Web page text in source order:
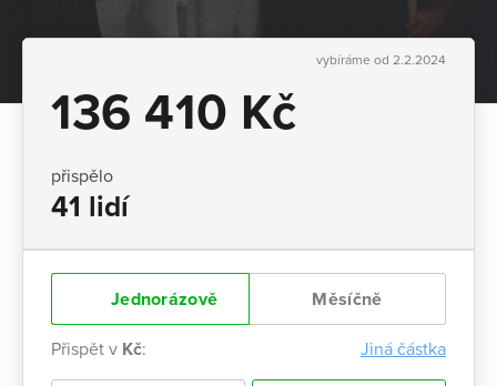
vybíráme od 2.2.2024
136 410 Kč
přispělo
41 lidí
Jednorázově Měsíčně
Přispět v Kč: Jiná částka